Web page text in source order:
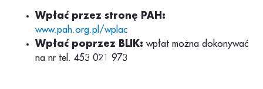
Wpłać przez stronę PAH:
www.pah.org.pl/wplac
Wpłać poprzez BLIK: wpłat można dokonywać
na nr tel. 453 021 973